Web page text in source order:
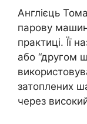
Англієць
парову
практиці. Її
або “другом
затоплених
через